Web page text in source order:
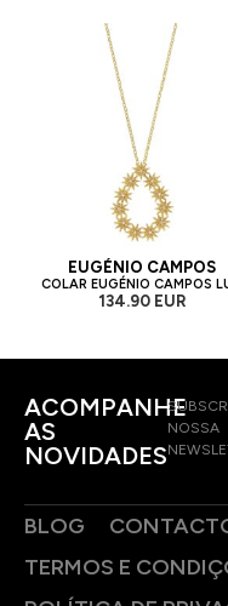
EUGÉNIO CAMPOS
COLAR EUGÉNIO CAMPOS
134.90 EUR
ACOMPANHE
AS
NOVIDADES
NOSSA
BLOG
TERMOS E